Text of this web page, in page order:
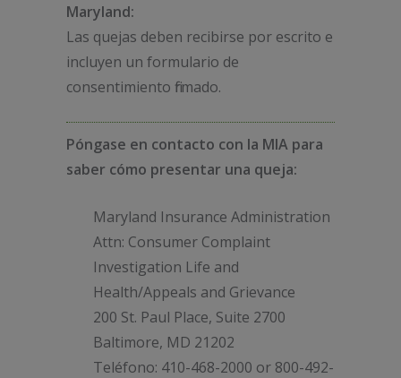
Maryland:
Las quejas deben recibirse por escrito e
incluyen un formulario de
consentimiento firmado.
Póngase en contacto con la MIA para
saber cómo presentar una queja:
Maryland Insurance Administration
Attn: Consumer Complaint
Investigation Life and
Health/Appeals and Grievance
200 St. Paul Place, Suite 2700
Baltimore, MD 21202
Teléfono: 410-468-2000 or 800-492-